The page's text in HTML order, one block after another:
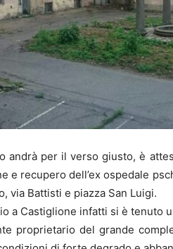
andrà per il verso giusto, è
e recupero dell’ex ospedale
via Battisti e piazza San Luigi.
a Castiglione infatti si è tenuto
proprietario del grande